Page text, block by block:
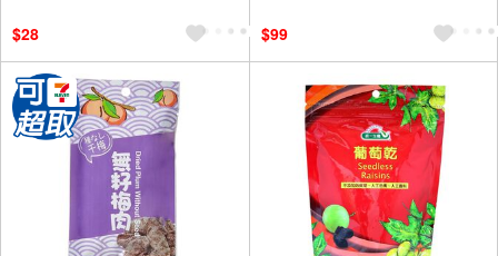
$28 $99